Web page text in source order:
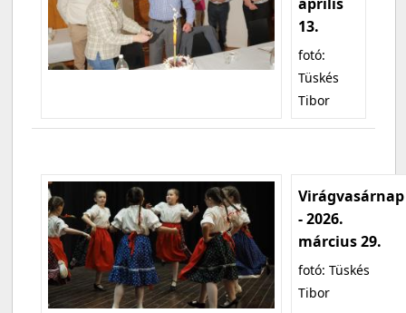
13.
fotó:
Tüskés
Tibor
Virágvasárnap
- 2026.
március 29.
fotó: Tüskés
Tibor